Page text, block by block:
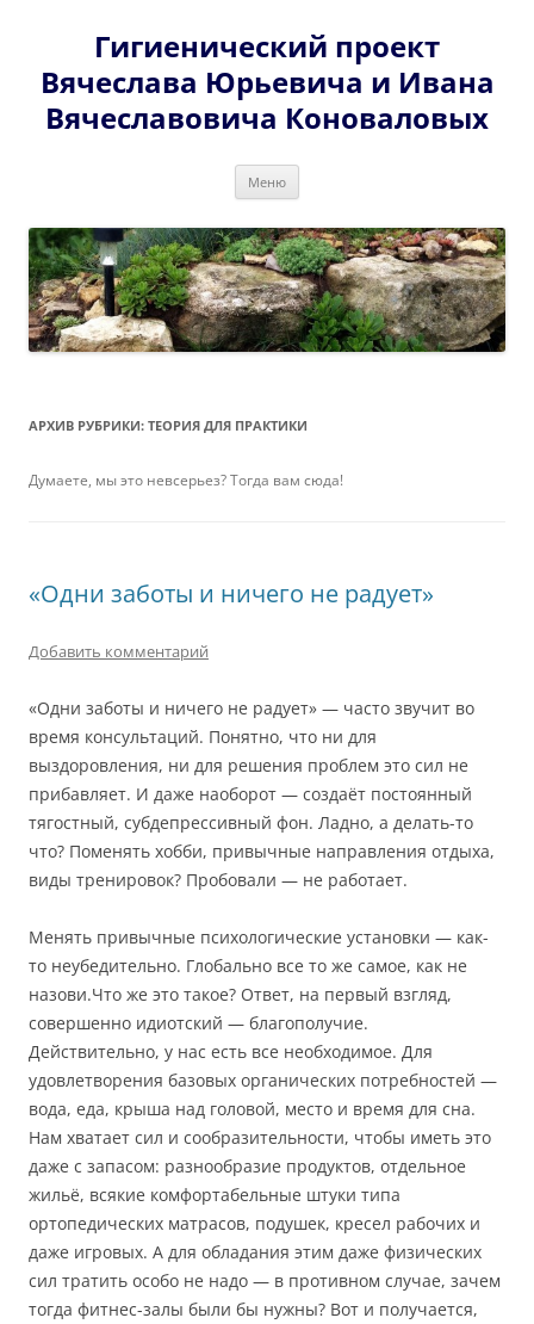
содержимомуГигиенический проект
Вячеслава Юрьевича и Ивана
Вячеславовича Коноваловых
Меню
АРХИВ РУБРИКИ: ТЕОРИЯ ДЛЯ ПРАКТИКИ
Думаете, мы это невсерьез? Тогда вам сюда!
«Одни заботы и ничего не радует»
Добавить комментарий
«Одни заботы и ничего не радует» — часто звучит во
время консультаций. Понятно, что ни для
выздоровления, ни для решения проблем это сил не
прибавляет. И даже наоборот — создаёт постоянный
тягостный, субдепрессивный фон. Ладно, а делать-то
что? Поменять хобби, привычные направления отдыха,
виды тренировок? Пробовали — не работает.
Менять привычные психологические установки — как-
то неубедительно. Глобально все то же самое, как не
назови.Что же это такое? Ответ, на первый взгляд,
совершенно идиотский — благополучие.
Действительно, у нас есть все необходимое. Для
удовлетворения базовых органических потребностей —
вода, еда, крыша над головой, место и время для сна.
Нам хватает сил и сообразительности, чтобы иметь это
даже с запасом: разнообразие продуктов, отдельное
жильё, всякие комфортабельные штуки типа
ортопедических матрасов, подушек, кресел рабочих и
даже игровых. А для обладания этим даже физических
сил тратить особо не надо — в противном случае, зачем
тогда фитнес-залы были бы нужны? Вот и получается,